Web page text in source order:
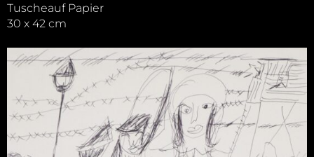
Tuscheauf Papier
30 x 42 cm